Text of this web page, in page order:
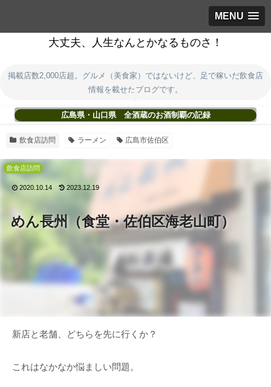
MENU
大丈夫、人生なんとかなるものさ！
掲載店数2,000店超。グルメ（美食家）ではないけど、足で稼いだ飲食店
情報を載せたブログです。
広島県・山口県 全酒蔵のお酒制覇の記録
飲食店訪問 ラーメン 広島市佐伯区
めん長州（食堂・佐伯区海老山町）
飲食店訪問
2020.10.14 2023.12.19
新店と老舗、どちらを先に行くか？
これはなかなか悩ましい問題。